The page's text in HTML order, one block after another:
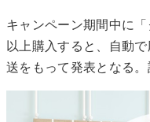
キャンペーン期間中に
以上購入すると、自動
送をもって発表となる。